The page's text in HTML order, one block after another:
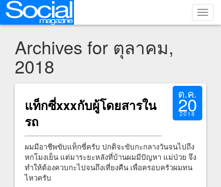
Archives for ตุลาคม,
2018
แท็กซี่xxxกับผู้โดยสารใน
รถ
ต.ค.
20
2018
ผมมีอาชีพขับแท็กซี่ครับ ปกติจะขับกะกลางวันจนไปถึง
หกโมงเย็น แต่มาระยะหลังที่บ้านผมมีปัญหา แม่ป่วย จึง
ทำให้ต้องควบกะไปจนถึงเที่ยงคืน เพื่อครอบครัวผมทน
ไหวครับ